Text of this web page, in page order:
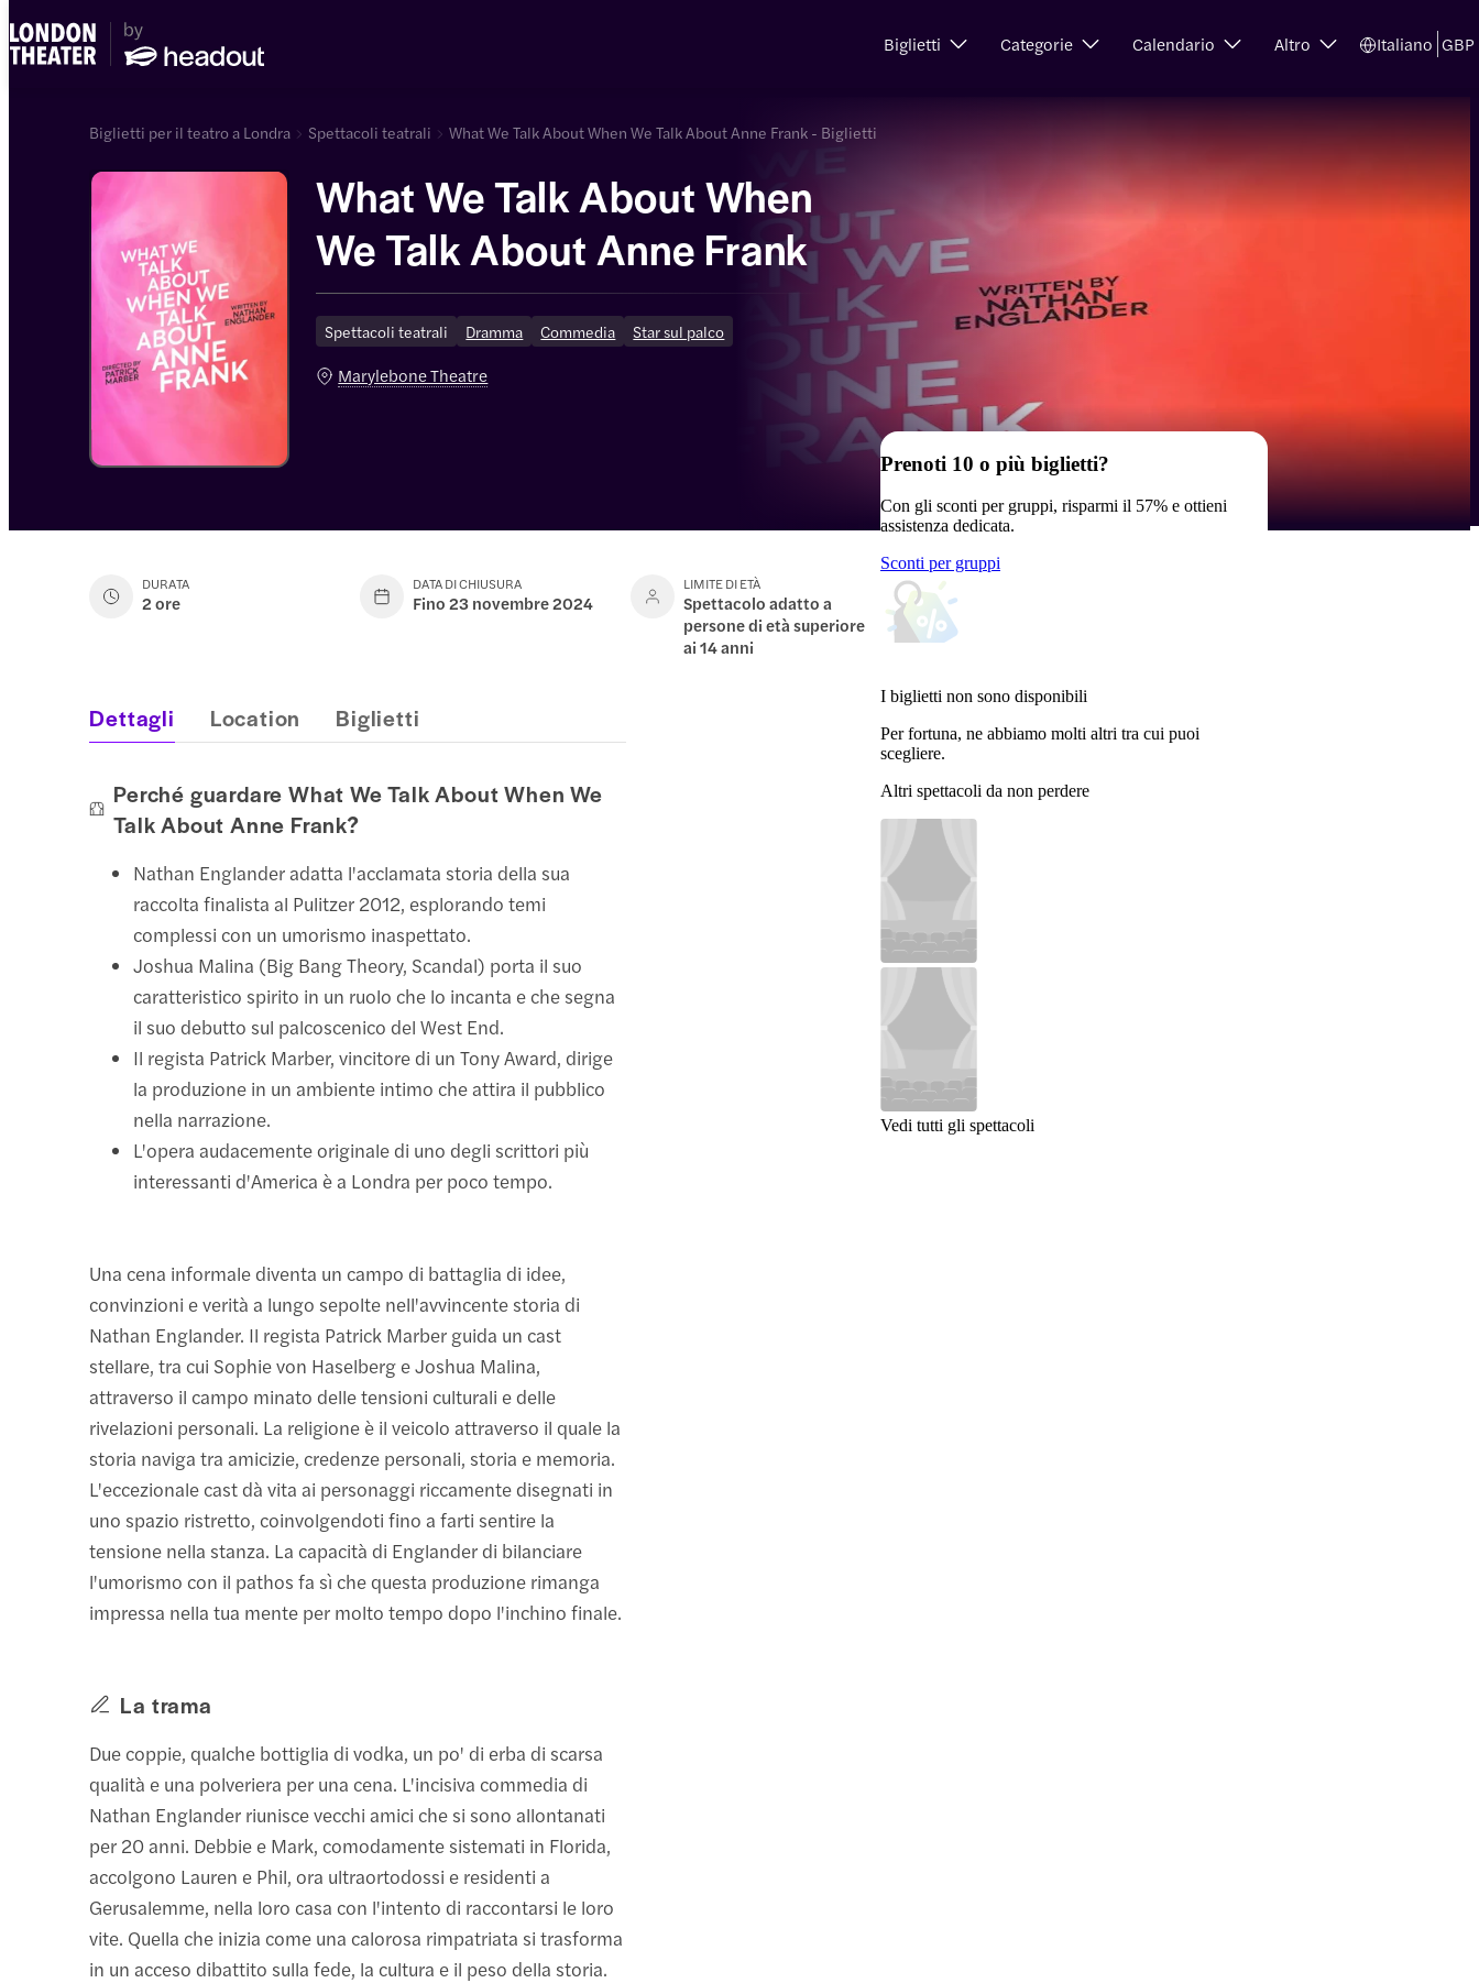
Biglietti Categorie Calendario Altro Italiano GBP
Biglietti per il teatro a Londra Spettacoli teatrali What We Talk About When We Talk About Anne Frank - Biglietti
What We Talk About When
We Talk About Anne Frank
Spettacoli teatrali Dramma Commedia Star sul palco
Marylebone Theatre
DURATA
2 ore
DATA DI CHIUSURA
Fino 23 novembre 2024
LIMITE DI ETÀ
Spettacolo adatto a
persone di età superiore
ai 14 anni
Prenoti 10 o più biglietti?
Con gli sconti per gruppi, risparmi il 57% e ottieni
assistenza dedicata.
Sconti per gruppi
I biglietti non sono disponibili
Per fortuna, ne abbiamo molti altri tra cui puoi
scegliere.
Altri spettacoli da non perdere
Vedi tutti gli spettacoli
Dettagli Location Biglietti
Perché guardare What We Talk About When We
Talk About Anne Frank?
Nathan Englander adatta l'acclamata storia della sua
raccolta finalista al Pulitzer 2012, esplorando temi
complessi con un umorismo inaspettato.
Joshua Malina (Big Bang Theory, Scandal) porta il suo
caratteristico spirito in un ruolo che lo incanta e che segna
il suo debutto sul palcoscenico del West End.
Il regista Patrick Marber, vincitore di un Tony Award, dirige
la produzione in un ambiente intimo che attira il pubblico
nella narrazione.
L'opera audacemente originale di uno degli scrittori più
interessanti d'America è a Londra per poco tempo.
Una cena informale diventa un campo di battaglia di idee,
convinzioni e verità a lungo sepolte nell'avvincente storia di
Nathan Englander. Il regista Patrick Marber guida un cast
stellare, tra cui Sophie von Haselberg e Joshua Malina,
attraverso il campo minato delle tensioni culturali e delle
rivelazioni personali. La religione è il veicolo attraverso il quale la
storia naviga tra amicizie, credenze personali, storia e memoria.
L'eccezionale cast dà vita ai personaggi riccamente disegnati in
uno spazio ristretto, coinvolgendoti fino a farti sentire la
tensione nella stanza. La capacità di Englander di bilanciare
l'umorismo con il pathos fa sì che questa produzione rimanga
impressa nella tua mente per molto tempo dopo l'inchino finale.
La trama
Due coppie, qualche bottiglia di vodka, un po' di erba di scarsa
qualità e una polveriera per una cena. L'incisiva commedia di
Nathan Englander riunisce vecchi amici che si sono allontanati
per 20 anni. Debbie e Mark, comodamente sistemati in Florida,
accolgono Lauren e Phil, ora ultraortodossi e residenti a
Gerusalemme, nella loro casa con l'intento di raccontarsi le loro
vite. Quella che inizia come una calorosa rimpatriata si trasforma
in un acceso dibattito sulla fede, la cultura e il peso della storia.